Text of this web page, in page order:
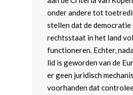
onder andere tot
stellen dat de democratie
rechtsstaat in het land
functioneren. Echter,
lid is geworden van de
er geen juridisch
voorhanden dat